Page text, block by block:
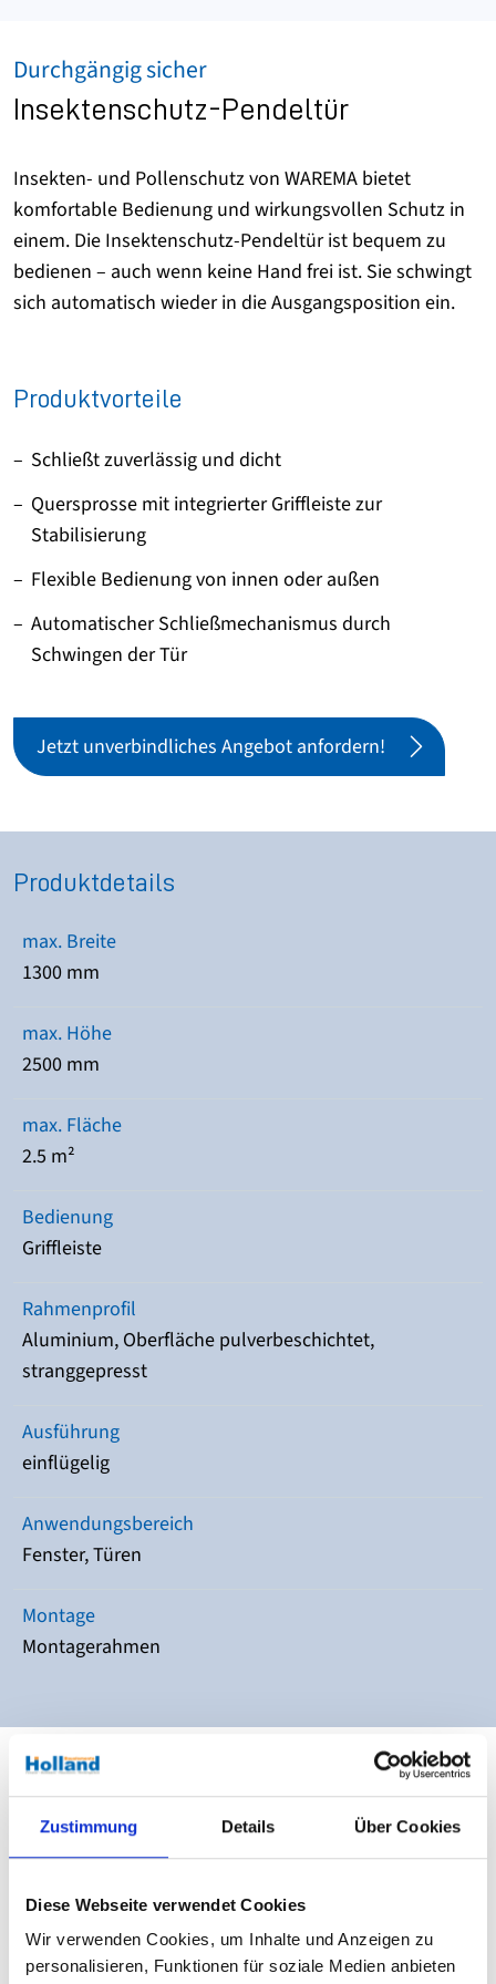
Zustimmung Details Über Cookies
Diese Webseite verwendet Cookies
Wir verwenden Cookies, um Inhalte und Anzeigen zu
personalisieren, Funktionen für soziale Medien anbieten
Durchgängig sicher
Insektenschutz-Pendeltür
Insekten- und Pollenschutz von WAREMA bietet
komfortable Bedienung und wirkungsvollen Schutz in
einem. Die Insektenschutz-Pendeltür ist bequem zu
bedienen – auch wenn keine Hand frei ist. Sie schwingt
sich automatisch wieder in die Ausgangsposition ein.
Produktvorteile
Schließt zuverlässig und dicht
Quersprosse mit integrierter Griffleiste zur
Stabilisierung
Flexible Bedienung von innen oder außen
Automatischer Schließmechanismus durch
Schwingen der Tür
Jetzt unverbindliches Angebot anfordern!
Produktdetails
max. Breite
1300 mm
max. Höhe
2500 mm
max. Fläche
2.5 m²
Bedienung
Griffleiste
Rahmenprofil
Aluminium, Oberfläche pulverbeschichtet,
stranggepresst
Ausführung
einflügelig
Anwendungsbereich
Fenster, Türen
Montage
Montagerahmen